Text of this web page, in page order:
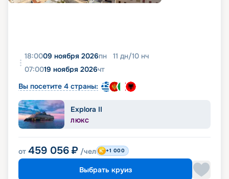
18:0009 ноября 2026пн 11 дн/10 нч
07:0019 ноября 2026чт
Вы посетите 4 страны:
Explora II
ЛЮКС
от 459 056 ₽ /чел +1 000
Выбрать круиз